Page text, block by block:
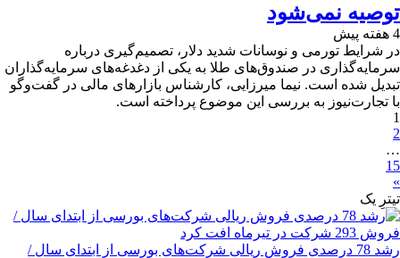
توصیه نمی‌شود
4 هفته پیش
در شرایط تورمی و نوسانات شدید دلار، تصمیم‌گیری درباره
سرمایه‌گذاری در صندوق‌های طلا به یکی از دغدغه‌های سرمایه‌گذاران
تبدیل شده است. نیما میرزایی، کارشناس بازارهای مالی در گفت‌وگو
با تجارت‌نیوز به بررسی این موضوع پرداخته است.
1
2
…
15
»
تیترِ یک
رشد 78 درصدی فروش ریالی شرکت‌های بورسی از ابتدای سال /